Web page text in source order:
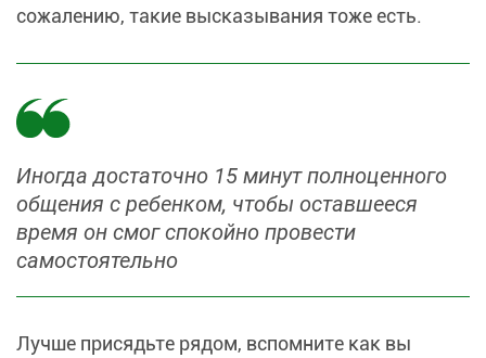
сожалению, такие высказывания тоже есть.
Иногда достаточно 15 минут полноценного
общения с ребенком, чтобы оставшееся
время он смог спокойно провести
самостоятельно
Лучше присядьте рядом, вспомните как вы